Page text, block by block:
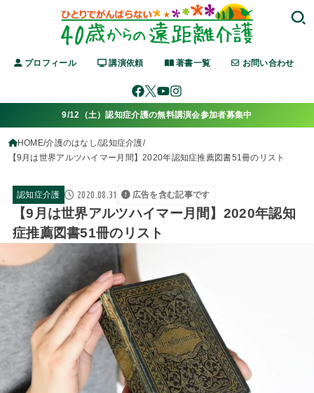
プロフィール 講演依頼 著書一覧 お問い合わせ
9/12（土）認知症介護の無料講演会参加者募集中
HOME 介護のはなし 認知症介護
【9月は世界アルツハイマー月間】2020年認知症推薦図書51冊のリスト
認知症介護 2020.08.31 広告を含む記事です
【9月は世界アルツハイマー月間】2020年認知
症推薦図書51冊のリスト